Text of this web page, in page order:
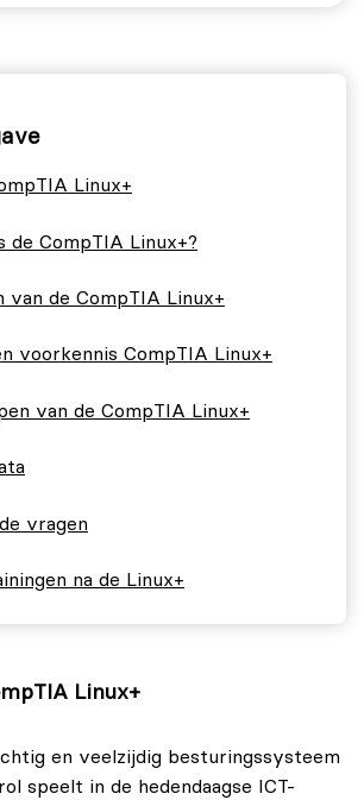
Linux+
de CompTIA Linux+?
van de CompTIA Linux+
voorkennis CompTIA Linux+
van de CompTIA Linux+
vragen
na de Linux+
Linux+
en veelzijdig besturingssysteem
speelt in de hedendaagse ICT-